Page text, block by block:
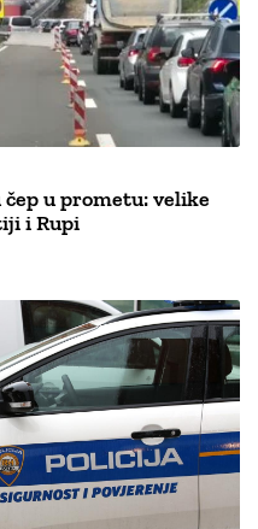
u prometu: velike
i Rupi